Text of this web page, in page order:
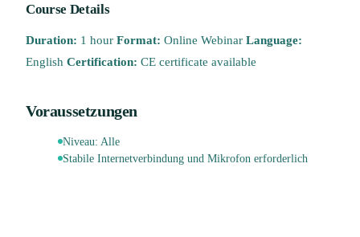
Course Details
Duration: 1 hour Format: Online Webinar Language:
English Certification: CE certificate available
Voraussetzungen
Niveau: Alle
Stabile Internetverbindung und Mikrofon erforderlich